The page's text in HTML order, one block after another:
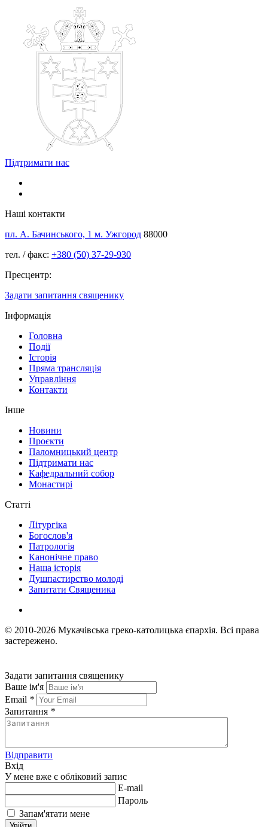
Підтримати нас
Наші контакти
пл. А. Бачинського, 1 м. Ужгород 88000
тел. / факс: +380 (50) 37-29-930
Пресцентр:
Задати запитання священику
Інформація
Головна
Події
Історія
Пряма трансляція
Управління
Контакти
Інше
Новини
Проєкти
Паломницький центр
Підтримати нас
Кафедральний собор
Монастирі
Статті
Літургіка
Богослов'я
Патрологія
Канонічне право
Наша історія
Душпастирство молоді
Запитати Священика
© 2010-2026 Мукачівська греко-католицька єпархія. Всі права
застережено.
Задати запитання священику
Ваше ім'я
Email *
Запитання *
Відправити
Вхід
У мене вже є обліковий запис
E-mail
Пароль
Запам'ятати мене